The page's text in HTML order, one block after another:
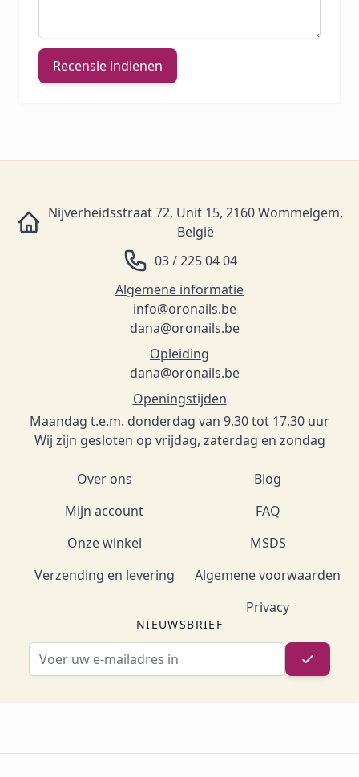
Recensie indienen
Nijverheidsstraat 72, Unit 15, 2160 Wommelgem,
België
03 / 225 04 04
Algemene informatie
info@oronails.be
dana@oronails.be
Opleiding
dana@oronails.be
Openingstijden
Maandag t.e.m. donderdag van 9.30 tot 17.30 uur
Wij zijn gesloten op vrijdag, zaterdag en zondag
Over ons
Mijn account
Onze winkel
Verzending en levering
Blog
FAQ
MSDS
Algemene voorwaarden
Privacy
NIEUWSBRIEF